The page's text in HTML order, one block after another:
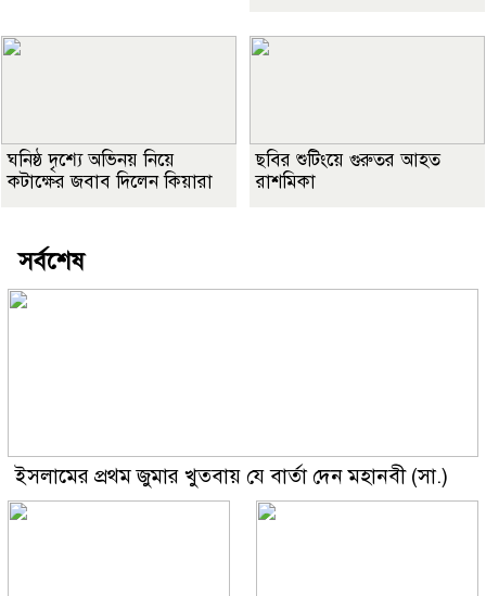
ঘনিষ্ঠ দৃশ্যে অভিনয় নিয়ে
কটাক্ষের জবাব দিলেন কিয়ারা
ছবির শুটিংয়ে গুরুতর আহত
রাশমিকা
সর্বশেষ
ইসলামের প্রথম জুমার খুতবায় যে বার্তা দেন মহানবী (সা.)